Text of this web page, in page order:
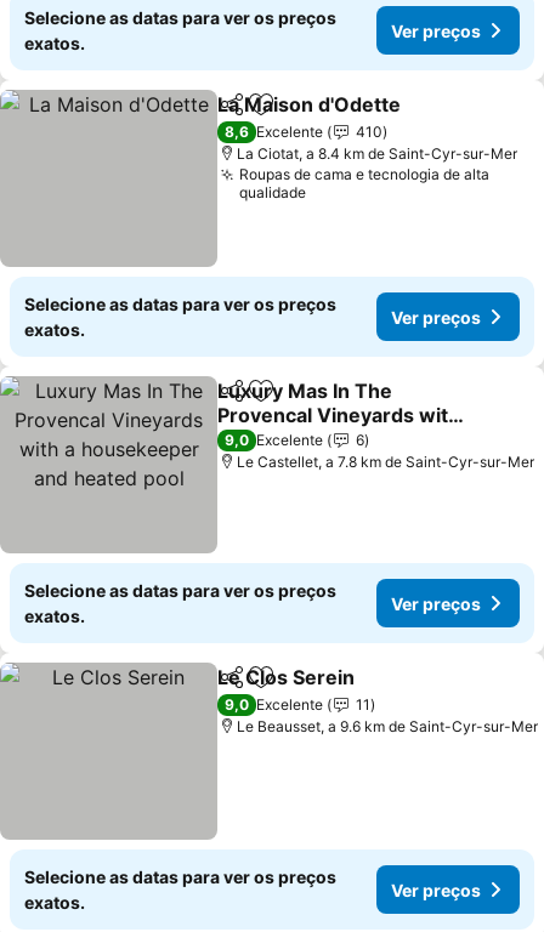
Selecione as datas para ver os preços
exatos.
Ver preços
PartilharAdicionar aos favoritos
La Maison d'Odette
8,6 Excelente
410
La Ciotat, a 8.4 km de Saint-Cyr-sur-Mer
Roupas de cama e tecnologia de alta
qualidade
Selecione as datas para ver os preços
exatos.
Ver preços
PartilharAdicionar aos favoritos
Luxury Mas In The
Provencal Vineyards with
a housekeeper and
heated pool
9,0 Excelente
6
Le Castellet, a 7.8 km de Saint-Cyr-sur-Mer
Selecione as datas para ver os preços
exatos.
Ver preços
PartilharAdicionar aos favoritos
Le Clos Serein
9,0 Excelente
11
Le Beausset, a 9.6 km de Saint-Cyr-sur-Mer
Selecione as datas para ver os preços
exatos.
Ver preços